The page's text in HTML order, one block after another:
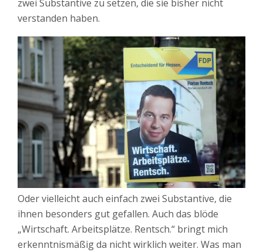
zwei Substantive zu setzen, die sie bisher nicht
verstanden haben.
Oder vielleicht auch einfach zwei Substantive, die
ihnen besonders gut gefallen. Auch das blöde
„Wirtschaft. Arbeitsplätze. Rentsch.“ bringt mich
erkenntnismäßig da nicht wirklich weiter. Was man